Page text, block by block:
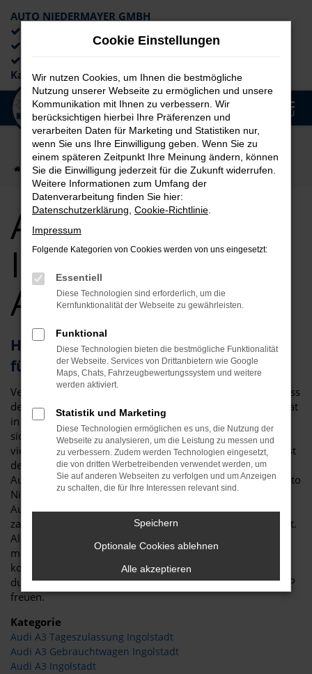
Zum
Hauptinhalt
springen
AUTO NIEDERMAYER GMBH
Lieferung an die Haustür
Kaufabwicklung
MENÜ
Startseite Ingolstadt Audi Audi A3 für Ingolstadt Top Angebote
Audi A3 für
Ingolstadt Top
Angebote
Herausragendes Fahrzeug: der Audi A3
für Ingolstadt
Vergleichstest und Erfahrungsberichte zeigen eindeutig, dass
der Audi A3 ein erstklassiges Fahrzeug ist. Für Ihre Mobilität
in Ingolstadt ist das Modell perfekt geeignet und zeichnet
sich sowohl durch seine Verarbeitungsqualität als auch die
vielen Extras aus. Nicht nur im Stadtverkehr in Ingolstadt ist
der Audi A3 die beste Wahl: auch auf Landstraße und
Autobahn erweist sich das Modell als überzeugend. Bei Auto
Niedermayer verstehen wir uns als Experten rund um den
Audi A3 und haben – im übertragenen Sinne – bereits
zahlreiche Modelle auf die Straßen von Ingolstadt geschickt.
Als Familienbetrieb verfügen wir über eine Erfahrung von
mehr als 40 Jahren und beraten Sie gerne fair und
kompetent. Darüber hinaus dürfen Sie sich auf durch und
durch attraktive Preise bis zu 40 Prozent unterhalb der UVP
freuen.
Kategorie
Audi A3 Tageszulassung Ingolstadt
Audi A3 Gebrauchtwagen Ingolstadt
Audi A3 Ingolstadt
Cookie Einstellungen
Wir nutzen Cookies, um Ihnen die bestmögliche
Nutzung unserer Webseite zu ermöglichen und unsere
Kommunikation mit Ihnen zu verbessern. Wir
berücksichtigen hierbei Ihre Präferenzen und
verarbeiten Daten für Marketing und Statistiken nur,
wenn Sie uns Ihre Einwilligung geben. Wenn Sie zu
einem späteren Zeitpunkt Ihre Meinung ändern, können
Sie die Einwilligung jederzeit für die Zukunft widerrufen.
Weitere Informationen zum Umfang der
Datenverarbeitung finden Sie hier:
Datenschutzerklärung Cookie-Richtlinie
Impressum
Folgende Kategorien von Cookies werden von uns eingesetzt:
Essentiell
Diese Technologien sind erforderlich, um die
Kernfunktionalität der Webseite zu gewährleisten.
Funktional
Diese Technologien bieten die bestmögliche Funktionalität
der Webseite. Services von Drittanbietern wie Google
Maps, Chats, Fahrzeugbewertungssystem und weitere
werden aktiviert.
Statistik und Marketing
Diese Technologien ermöglichen es uns, die Nutzung der
Webseite zu analysieren, um die Leistung zu messen und
zu verbessern. Zudem werden Technologien eingesetzt,
die von dritten Werbetreibenden verwendet werden, um
Sie auf anderen Webseiten zu verfolgen und um Anzeigen
zu schalten, die für Ihre Interessen relevant sind.
Speichern
Optionale Cookies ablehnen
Alle akzeptieren